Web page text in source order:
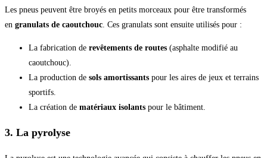
Les pneus peuvent être broyés en petits morceaux pour être transformés
en granulats de caoutchouc. Ces granulats sont ensuite utilisés pour :
La fabrication de revêtements de routes (asphalte modifié au
caoutchouc).
La production de sols amortissants pour les aires de jeux et terrains
sportifs.
La création de matériaux isolants pour le bâtiment.
3. La pyrolyse